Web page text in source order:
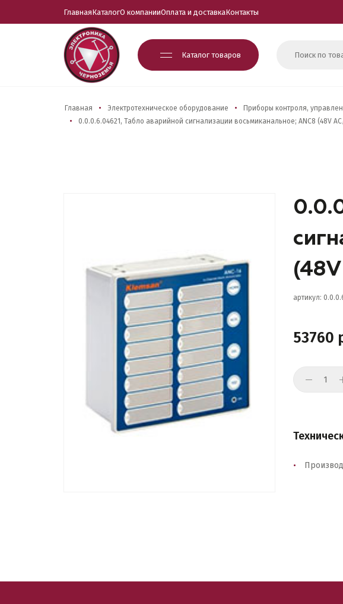
ГлавнаяКаталогО компанииОплата и доставкаКонтакты
Каталог товаров
Главная Электротехническое оборудование Приборы контроля,
0.0.0.6.04621, Табло аварийной сигнализации восьмиканальное; ANC8 (48V
артикул:
53760